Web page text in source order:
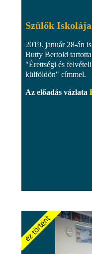
Szülők Iskolája
2019. január 28-án
Butty Bertold
"Érettségi és
külföldön" címmel.
Az előadás vázlata